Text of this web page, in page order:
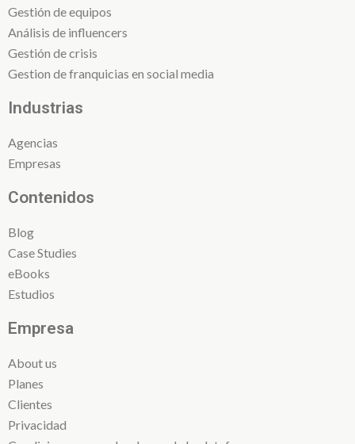
Gestión de equipos
Análisis de influencers
Gestión de crisis
Gestion de franquicias en social media
Industrias
Agencias
Empresas
Contenidos
Blog
Case Studies
eBooks
Estudios
Empresa
About us
Planes
Clientes
Privacidad